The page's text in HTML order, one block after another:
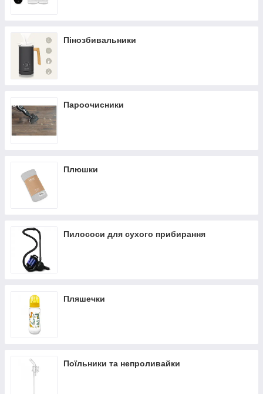
Пінозбивальники
Пароочисники
Плюшки
Пилососи для сухого прибирання
Пляшечки
Поїльники та непроливайки